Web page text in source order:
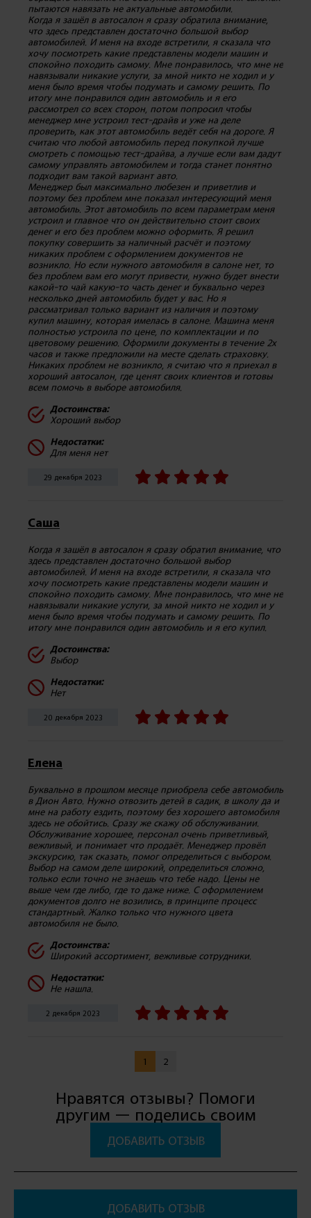
пытаются навязать не актуальные автомобили.
Когда я зашёл в автосалон я сразу обратила внимание,
что здесь представлен достаточно большой выбор
автомобилей. И меня на входе встретили, я сказала что
хочу посмотреть какие представлены модели машин и
спокойно походить самому. Мне понравилось, что мне не
навязывали никакие услуги, за мной никто не ходил и у
меня было время чтобы подумать и самому решить. По
итогу мне понравился один автомобиль и я его
рассмотрел со всех сторон, потом попросил чтобы
менеджер мне устроил тест-драйв и уже на деле
проверить, как этот автомобиль ведёт себя на дороге. Я
считаю что любой автомобиль перед покупкой лучше
смотреть с помощью тест-драйва, а лучше если вам дадут
самому управлять автомобилем и тогда станет понятно
подходит вам такой вариант авто.
Менеджер был максимально любезен и приветлив и
поэтому без проблем мне показал интересующий меня
автомобиль. Этот автомобиль по всем параметрам меня
устроил и главное что он действительно стоит своих
денег и его без проблем можно оформить. Я решил
покупку совершить за наличный расчёт и поэтому
никаких проблем с оформлением документов не
возникло. Но если нужного автомобиля в салоне нет, то
без проблем вам его могут привести, нужно будет внести
какой-то чай какую-то часть денег и буквально через
несколько дней автомобиль будет у вас. Но я
рассматривал только вариант из наличия и поэтому
купил машину, которая имелась в салоне. Машина меня
полностью устроила по цене, по комплектации и по
цветовому решению. Оформили документы в течение 2х
часов и также предложили на месте сделать страховку.
Никаких проблем не возникло, я считаю что я приехал в
хороший автосалон, где ценят своих клиентов и готовы
всем помочь в выборе автомобиля.
Достоинства:
Хороший выбор
Недостатки:
Для меня нет
29 декабря 2023
Саша
Когда я зашёл в автосалон я сразу обратил внимание, что
здесь представлен достаточно большой выбор
автомобилей. И меня на входе встретили, я сказала что
хочу посмотреть какие представлены модели машин и
спокойно походить самому. Мне понравилось, что мне не
навязывали никакие услуги, за мной никто не ходил и у
меня было время чтобы подумать и самому решить. По
итогу мне понравился один автомобиль и я его купил.
Достоинства:
Выбор
Недостатки:
Нет
20 декабря 2023
Елена
Буквально в прошлом месяце приобрела себе автомобиль
в Дион Авто. Нужно отвозить детей в садик, в школу да и
мне на работу ездить, поэтому без хорошего автомобиля
здесь не обойтись. Сразу же скажу об обслуживании.
Обслуживание хорошее, персонал очень приветливый,
вежливый, и понимает что продаёт. Менеджер провёл
экскурсию, так сказать, помог определиться с выбором.
Выбор на самом деле широкий, определиться сложно,
только если точно не знаешь что тебе надо. Цены не
выше чем где либо, где то даже ниже. С оформлением
документов долго не возились, в принципе процесс
стандартный. Жалко только что нужного цвета
автомобиля не было.
Достоинства:
Широкий ассортимент, вежливые сотрудники.
Недостатки:
Не нашла.
2 декабря 2023
1 2
Нравятся отзывы? Помоги
другим — поделись своим
ДОБАВИТЬ ОТЗЫВ
ДОБАВИТЬ ОТЗЫВ